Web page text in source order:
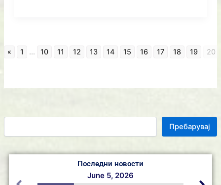
Пребарувај
Последни новости
June 5, 2026
« 1 ... 10 11 12 13 14 15 16 17 18 19 20